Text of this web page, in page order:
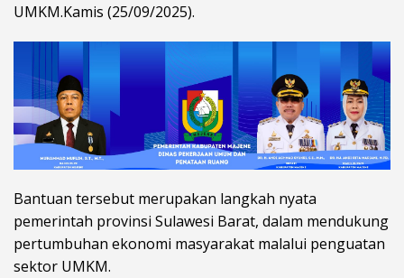
UMKM.Kamis (25/09/2025).
Bantuan tersebut merupakan langkah nyata
pemerintah provinsi Sulawesi Barat, dalam mendukung
pertumbuhan ekonomi masyarakat malalui penguatan
sektor UMKM.